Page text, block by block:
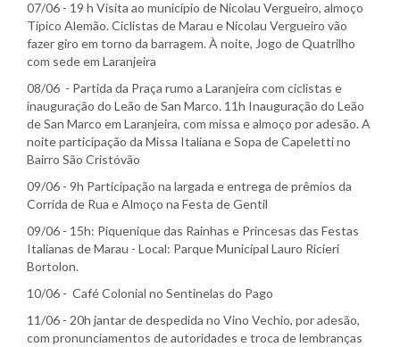
07/06 - 19 h Visita ao município de Nicolau Vergueiro, almoço
Típico Alemão. Ciclistas de Marau e Nicolau Vergueiro vão
fazer giro em torno da barragem. À noite, Jogo de Quatrilho
com sede em Laranjeira
08/06 - Partida da Praça rumo a Laranjeira com ciclistas e
inauguração do Leão de San Marco. 11h Inauguração do Leão
de San Marco em Laranjeira, com missa e almoço por adesão. A
noite participação da Missa Italiana e Sopa de Capeletti no
Bairro São Cristóvão
09/06 - 9h Participação na largada e entrega de prêmios da
Corrida de Rua e Almoço na Festa de Gentil
09/06 - 15h: Piquenique das Rainhas e Princesas das Festas
Italianas de Marau - Local: Parque Municipal Lauro Ricieri
Bortolon.
10/06 - Café Colonial no Sentinelas do Pago
11/06 - 20h jantar de despedida no Vino Vechio, por adesão,
com pronunciamentos de autoridades e troca de lembranças